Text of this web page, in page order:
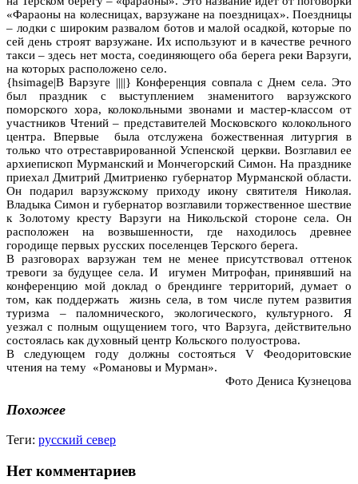
«Фараоны на колесницах, варзужане на поездницах». Поездницы
– лодки с широким развалом ботов и малой осадкой, которые по
сей день строят варзужане. Их используют и в качестве речного
такси – здесь нет моста, соединяющего оба берега реки Варзуги,
на которых расположено село.
{hsimage|В Варзуге ||||} Конференция совпала с Днем села. Это
был праздник с выступлением знаменитого варзужского
поморского хора, колокольными звонами и мастер-классом от
участников Чтений – представителей Московского колокольного
центра. Впервые была отслужена божественная литургия в
только что отреставрированной Успенской церкви. Возглавил ее
архиепископ Мурманский и Мончегорский Симон. На празднике
приехал Дмитрий Дмитриенко губернатор Мурманской области.
Он подарил варзужскому приходу икону святителя Николая.
Владыка Симон и губернатор возглавили торжественное шествие
к Золотому кресту Варзуги на Никольской стороне села. Он
расположен на возвышенности, где находилось древнее
городище первых русских поселенцев Терского берега.
В разговорах варзужан тем не менее присутствовал оттенок
тревоги за будущее села. И игумен Митрофан, принявший на
конференцию мой доклад о брендинге территорий, думает о
том, как поддержать жизнь села, в том числе путем развития
туризма – паломнического, экологического, культурного. Я
уезжал с полным ощущением того, что Варзуга, действительно
состоялась как духовный центр Кольского полуострова.
В следующем году должны состояться V Феодоритовские
чтения на тему «Романовы и Мурман».
Фото Дениса Кузнецова
Похожее
Теги: русский север
Нет комментариев